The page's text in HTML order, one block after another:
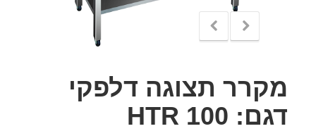
מקרר תצוגה דלפקי
דגם: HTR 100